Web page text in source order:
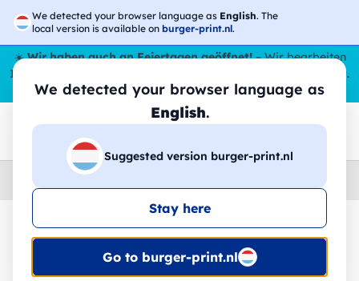
We detected your browser language as English. The
local version is available on burger-print.nl.
We detected your browser language as
English.
Suggested version burger-print.nl
Stay here
Go to burger-print.nl
☀️Wir haben auch an Feiertagen geöffnet!– Wir bearbeiten
Ihre Bestellungen den ganzen Sommer über,
sogar im August.
😎🌴
Home
🔥 -30 % DTF-Druck